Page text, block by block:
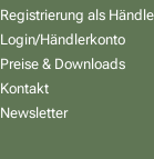
Registrierung als
Login/Händlerkonto
Preise & Downloads
Kontakt
Newsletter